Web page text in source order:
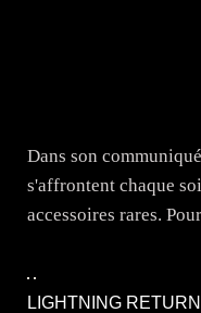
Dans son
s'affrontent chaque
accessoires rares.
LIGHTNING